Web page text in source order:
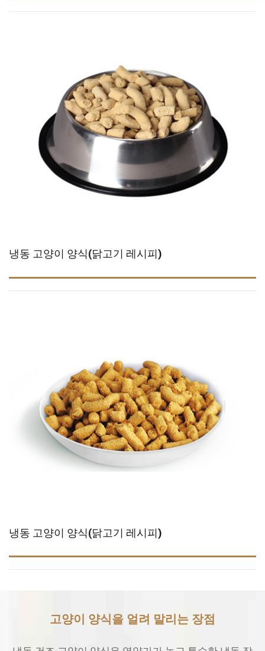
냉동 고양이 양식(닭고기 레시피)
냉동 고양이 양식(닭고기 레시피)
고양이 양식을 얼려 말리는 장점